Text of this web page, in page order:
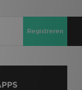
Registreren